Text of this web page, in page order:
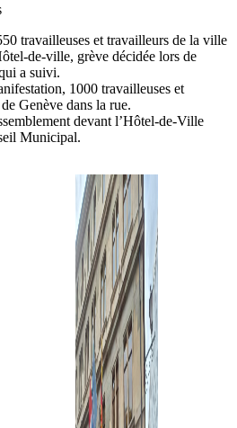
travailleuses et travailleurs de la ville
de-ville, grève décidée lors de
a suivi.
1000 travailleuses et
Genève dans la rue.
devant l’Hôtel-de-Ville
Municipal.